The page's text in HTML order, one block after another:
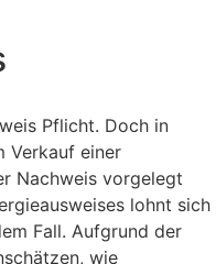
Pflicht. Doch in
Verkauf einer
Nachweis vorgelegt
lohnt sich
Fall. Aufgrund der
wie